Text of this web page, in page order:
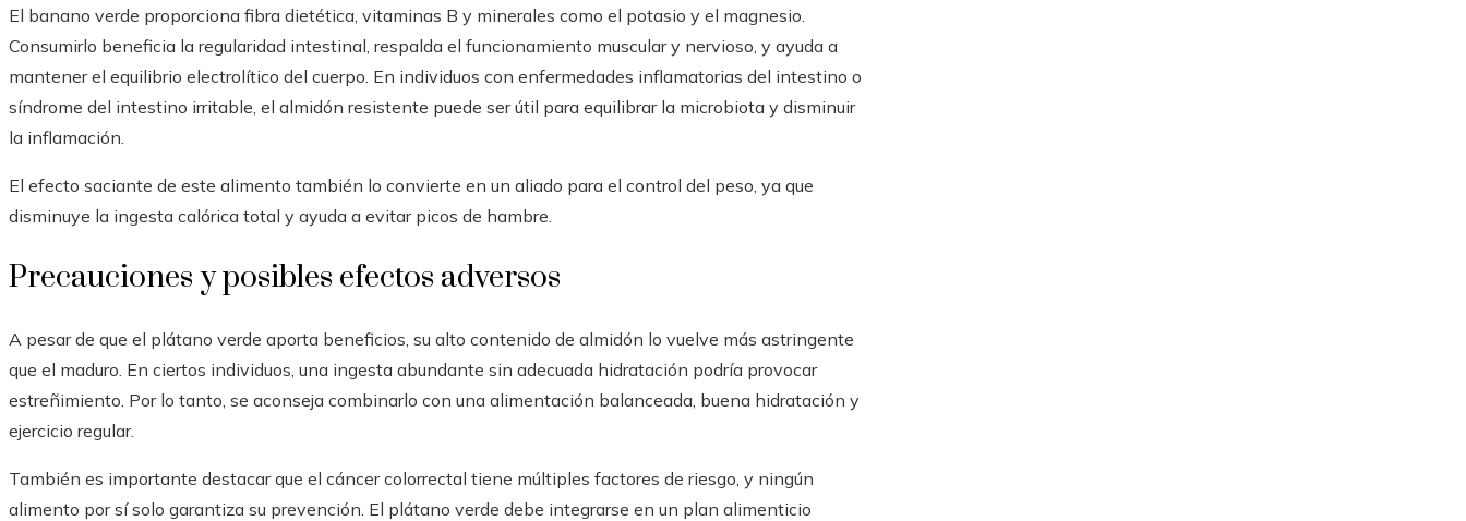
El banano verde proporciona fibra dietética, vitaminas B y minerales como el potasio y el magnesio.
Consumirlo beneficia la regularidad intestinal, respalda el funcionamiento muscular y nervioso, y ayuda a
mantener el equilibrio electrolítico del cuerpo. En individuos con enfermedades inflamatorias del intestino o
síndrome del intestino irritable, el almidón resistente puede ser útil para equilibrar la microbiota y disminuir
la inflamación.
El efecto saciante de este alimento también lo convierte en un aliado para el control del peso, ya que
disminuye la ingesta calórica total y ayuda a evitar picos de hambre.
Precauciones y posibles efectos adversos
A pesar de que el plátano verde aporta beneficios, su alto contenido de almidón lo vuelve más astringente
que el maduro. En ciertos individuos, una ingesta abundante sin adecuada hidratación podría provocar
estreñimiento. Por lo tanto, se aconseja combinarlo con una alimentación balanceada, buena hidratación y
ejercicio regular.
También es importante destacar que el cáncer colorrectal tiene múltiples factores de riesgo, y ningún
alimento por sí solo garantiza su prevención. El plátano verde debe integrarse en un plan alimenticio